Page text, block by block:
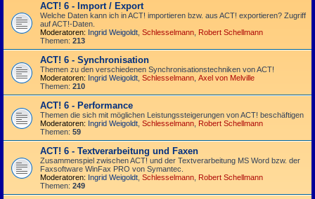
ACT! 6 - Import / Export
Welche Daten kann ich in ACT! importieren bzw. aus ACT! exportieren? Zugriff
auf ACT!-Daten.
Moderatoren: Ingrid Weigoldt Schlesselmann Robert Schellmann
Themen: 213
ACT! 6 - Synchro­nisation
Themen zu den verschiedenen Synchro­nisations­­techniken von ACT!
Moderatoren: Ingrid Weigoldt Schlesselmann Axel von Melville
Themen: 210
ACT! 6 - Performance
Themen die sich mit möglichen Leistungssteigerungen von ACT! beschäftigen
Moderatoren: Ingrid Weigoldt Schlesselmann Robert Schellmann
Themen: 59
ACT! 6 - Textverarbeitung und Faxen
Zusammenspiel zwischen ACT! und der Textverarbeitung MS Word bzw. der
Faxsoftware WinFax PRO von Symantec.
Moderatoren: Ingrid Weigoldt Schlesselmann Robert Schellmann
Themen: 249